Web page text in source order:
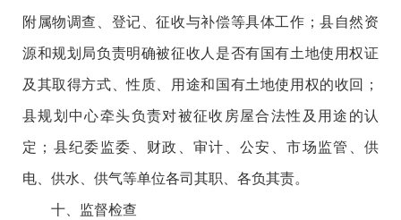
附属物调查、登记、征收与补偿等具体工作；县自然资
源和规划局负责明确被征收人是否有国有土地使用权证
及其取得方式、性质、用途和国有土地使用权的收回；
县规划中心牵头负责对被征收房屋合法性及用途的认
定；县纪委监委、财政、审计、公安、市场监管、供
电、供水、供气等单位各司其职、各负其责。
十、监督检查